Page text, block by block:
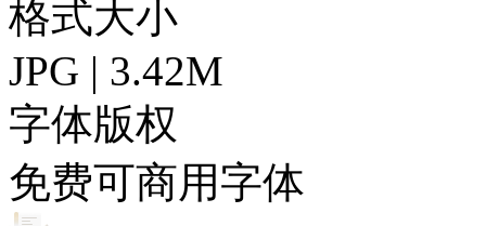
格式大小
JPG | 3.42M
字体版权
免费可商用字体